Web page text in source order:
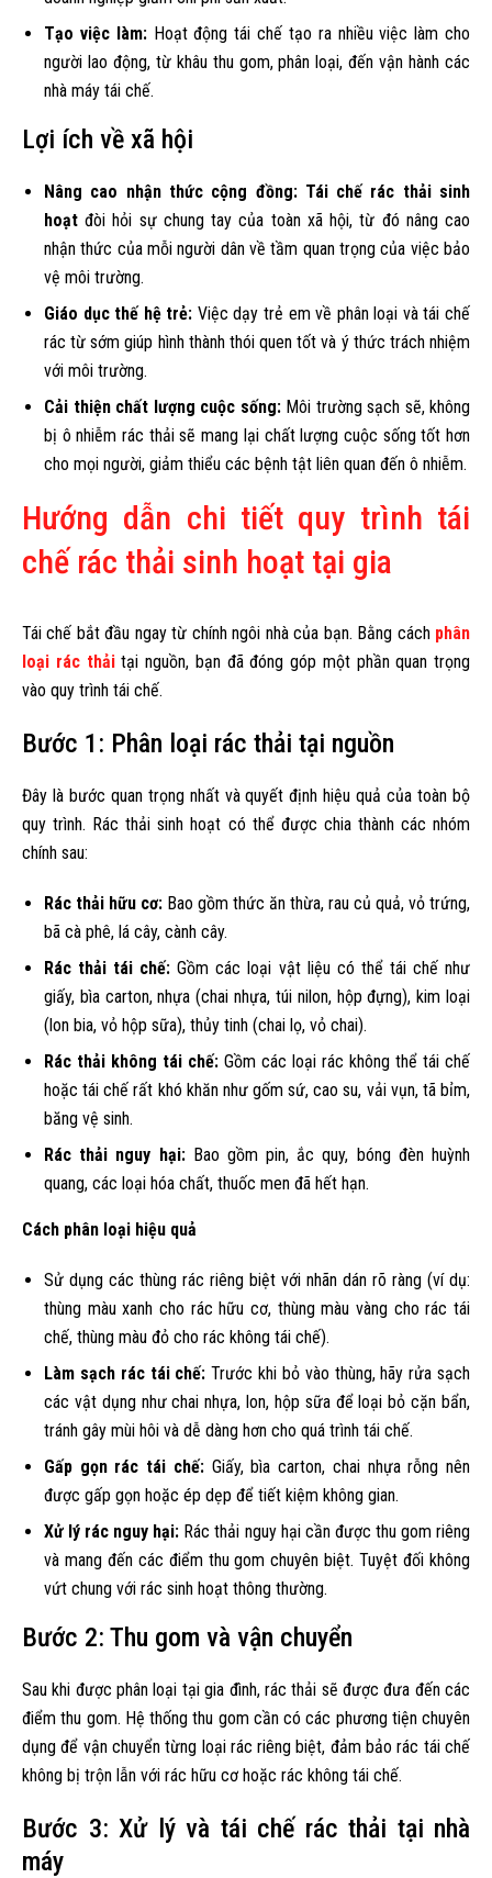
Tạo việc làm:Hoạt động tái chế tạo ra nhiều việc làm cho
người lao động, từ khâu thu gom, phân loại, đến vận hành các
nhà máy tái chế.
Lợi ích về xã hội
Nâng cao nhận thức cộng đồng: Tái chế rác thải sinh
hoạt đòi hỏi sự chung tay của toàn xã hội, từ đó nâng cao
nhận thức của mỗi người dân về tầm quan trọng của việc bảo
vệ môi trường.
Giáo dục thế hệ trẻ: Việc dạy trẻ em về phân loại và tái chế
rác từ sớm giúp hình thành thói quen tốt và ý thức trách nhiệm
với môi trường.
Cải thiện chất lượng cuộc sống:Môi trường sạch sẽ, không
bị ô nhiễm rác thải sẽ mang lại chất lượng cuộc sống tốt hơn
cho mọi người, giảm thiểu các bệnh tật liên quan đến ô nhiễm.
Hướng dẫn chi tiết quy trình tái
chế rác thải sinh hoạt tại gia
Tái chế bắt đầu ngay từ chính ngôi nhà của bạn. Bằng cách phân
loại rác thảitại nguồn, bạn đã đóng góp một phần quan trọng
vào quy trình tái chế.
Bước 1: Phân loại rác thải tại nguồn
Đây là bước quan trọng nhất và quyết định hiệu quả của toàn bộ
quy trình. Rác thải sinh hoạt có thể được chia thành các nhóm
chính sau:
Rác thải hữu cơ: Bao gồm thức ăn thừa, rau củ quả, vỏ trứng,
bã cà phê, lá cây, cành cây.
Rác thải tái chế: Gồm các loại vật liệu có thể tái chế như
giấy, bìa carton, nhựa (chai nhựa, túi nilon, hộp đựng), kim loại
(lon bia, vỏ hộp sữa), thủy tinh (chai lọ, vỏ chai).
Rác thải không tái chế: Gồm các loại rác không thể tái chế
hoặc tái chế rất khó khăn như gốm sứ, cao su, vải vụn, tã bỉm,
băng vệ sinh.
Rác thải nguy hại:Bao gồm pin, ắc quy, bóng đèn huỳnh
quang, các loại hóa chất, thuốc men đã hết hạn.
Cách phân loại hiệu quả
Sử dụng các thùng rác riêng biệt với nhãn dán rõ ràng (ví dụ:
thùng màu xanh cho rác hữu cơ, thùng màu vàng cho rác tái
chế, thùng màu đỏ cho rác không tái chế).
Làm sạch rác tái chế: Trước khi bỏ vào thùng, hãy rửa sạch
các vật dụng như chai nhựa, lon, hộp sữa để loại bỏ cặn bẩn,
tránh gây mùi hôi và dễ dàng hơn cho quá trình tái chế.
Gấp gọn rác tái chế:Giấy, bìa carton, chai nhựa rỗng nên
được gấp gọn hoặc ép dẹp để tiết kiệm không gian.
Xử lý rác nguy hại: Rác thải nguy hại cần được thu gom riêng
và mang đến các điểm thu gom chuyên biệt. Tuyệt đối không
vứt chung với rác sinh hoạt thông thường.
Bước 2: Thu gom và vận chuyển
Sau khi được phân loại tại gia đình, rác thải sẽ được đưa đến các
điểm thu gom. Hệ thống thu gom cần có các phương tiện chuyên
dụng để vận chuyển từng loại rác riêng biệt, đảm bảo rác tái chế
không bị trộn lẫn với rác hữu cơ hoặc rác không tái chế.
Bước 3: Xử lý và tái chế rác thải tại nhà
máy